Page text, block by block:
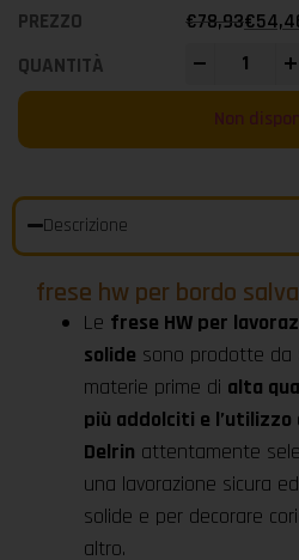
€78,93€
Non
Descrizione
frese hw per bordo
Le frese HW per
solide sono prodotte da
materie prime di alta
più addolciti e
Delrin attentamente
una lavorazione sicura
solide e per decorare
altro.